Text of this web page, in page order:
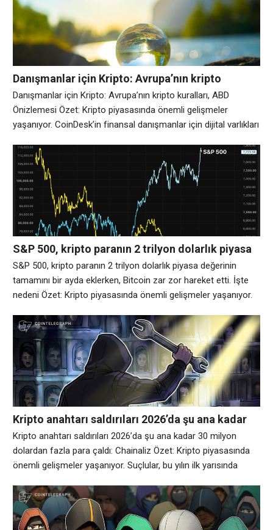
tasarısı üzerinde harekete geçmeleri için sadece birkaç gün
süre tanıyacağını söyledi. Perşembe
Danışmanlar için Kripto: Avrupa’nın kripto
kuralları, ABD Önizlemesi
Danışmanlar için Kripto: Avrupa’nın kripto kuralları, ABD
Önizlemesi Özet: Kripto piyasasında önemli gelişmeler
yaşanıyor. CoinDesk’in finansal danışmanlar için dijital varlıkları
Her perşembe almak için buraya abone olun. Bugünkü haber
bülteninde Maria Golenkov, AB’nin MiCA çerçevesinin
gelecekteki ABD kripto düzenlemesinin planı olduğunu
açıklıyor. Daha sonra karışıklığı önlemek için yönetim
S&P 500, kripto paranın 2 trilyon dolarlık piyasa
değerinin tamamını bir ayda eklerken, Bitcoin zar
zor hareket etti. İşte nedeni
S&P 500, kripto paranın 2 trilyon dolarlık piyasa değerinin
tamamını bir ayda eklerken, Bitcoin zar zor hareket etti. İşte
nedeni Özet: Kripto piyasasında önemli gelişmeler yaşanıyor.
olduğu gibi bu kez de geride kalıyor. Nedenleri bariz olanın
ötesine geçiyor. S&P 500 endeksi bu ay yüzde
Kripto anahtarı saldırıları 2026’da şu ana kadar
30 milyon dolardan fazla para çaldı: Chainaliz
Kripto anahtarı saldırıları 2026’da şu ana kadar 30 milyon
dolardan fazla para çaldı: Chainaliz Özet: Kripto piyasasında
önemli gelişmeler yaşanıyor. Suçlular, bu yılın ilk yarısında
dolardan fazla para çaldılar ve bu yıl, 2025’te çalınan rekor
olan 58 milyon doları aşmayı hızlandırdı. Blockchain analiz
firması Perşembe günü yayınlanan bir